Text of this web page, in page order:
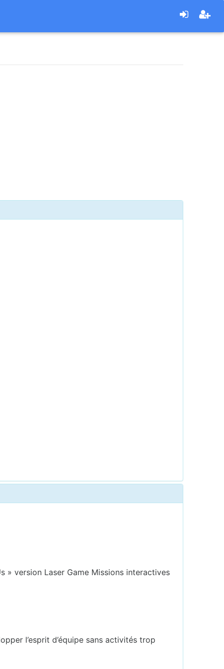
» version Laser Game Missions interactives
l’esprit d’équipe sans activités trop